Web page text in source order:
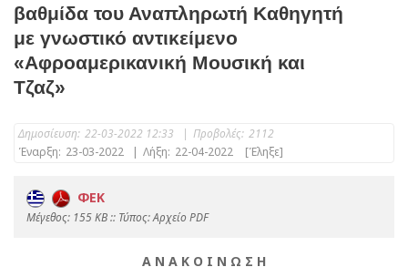
βαθμίδα του Αναπληρωτή Καθηγητή
με γνωστικό αντικείμενο
«Αφροαμερικανική Μουσική και
Τζαζ»
Δημοσίευση: 22-03-2022 12:33 | Προβολές: 2112
Έναρξη: 23-03-2022 | Λήξη: 22-04-2022 [Έληξε]
ΦΕΚ
Mέγεθος: 155 KB :: Τύπος: Αρχείο PDF
Α Ν Α Κ Ο Ι Ν Ω Σ Η